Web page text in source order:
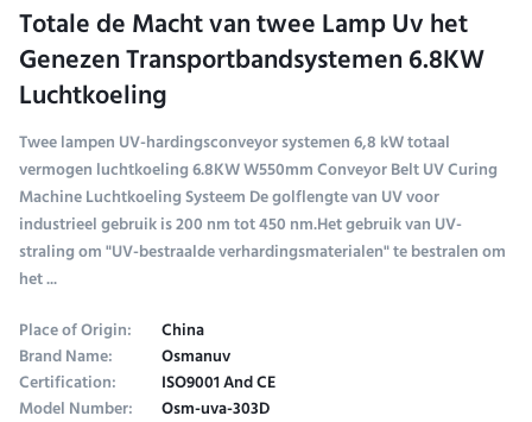
Totale de Macht van twee Lamp Uv het
Genezen Transportbandsystemen 6.8KW
Luchtkoeling
Twee lampen UV-hardingsconveyor systemen 6,8 kW totaal
vermogen luchtkoeling 6.8KW W550mm Conveyor Belt UV Curing
Machine Luchtkoeling Systeem De golflengte van UV voor
industrieel gebruik is 200 nm tot 450 nm.Het gebruik van UV-
straling om "UV-bestraalde verhardingsmaterialen" te bestralen om
het ...
Place of Origin:
China
Brand Name: Osmanuv
Certification: ISO9001 And CE
Model Number: Osm-uva-303D